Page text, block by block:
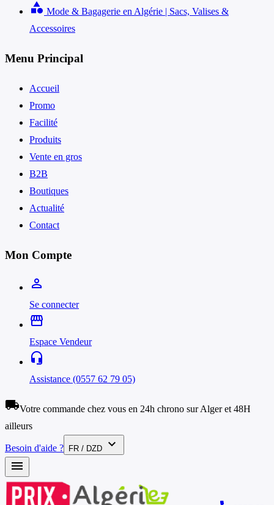
category Mode & Bagagerie en Algérie | Sacs, Valises &
Accessoires
Menu Principal
Accueil
Promo
Facilité
Produits
Vente en gros
B2B
Boutiques
Actualité
Contact
Mon Compte
person_outline
Se connecter
storefront
Espace Vendeur
headset_mic
Assistance (0557 62 79 05)
local_shippingVotre commande chez vous en 24h chrono sur Alger et 48H
ailleurs
Besoin d'aide ? FR / DZD
expand_more
menu